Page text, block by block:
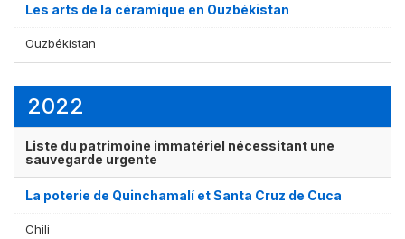
Les arts de la céramique en Ouzbékistan
Ouzbékistan
2022
Liste du patrimoine immatériel nécessitant une
sauvegarde urgente
La poterie de Quinchamalí et Santa Cruz de Cuca
Chili